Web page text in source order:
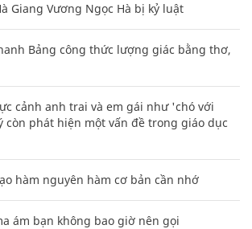
Giang Vương Ngọc Hà bị kỷ luật
Bảng công thức lượng giác bằng thơ,
cảnh anh trai và em gái như 'chó với
còn phát hiện một vấn đề trong giáo dục
hàm nguyên hàm cơ bản cần nhớ
ám bạn không bao giờ nên gọi